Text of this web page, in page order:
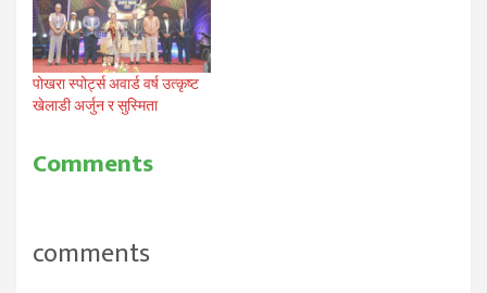
पोखरा स्पोर्ट्स अवार्ड वर्ष उत्कृष्ट
खेलाडी अर्जुन र सुस्मिता
Comments
comments